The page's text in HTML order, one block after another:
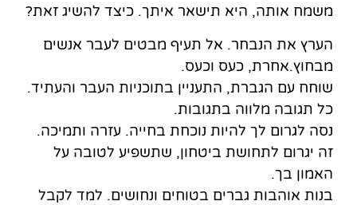
משמח אותה, היא תישאר איתך. כיצד להשיג זאת?
הערץ את הנבחר. אל תעיף מבטים לעבר אנשים
מבחוץ.אחרת, כעס וכעס.
שוחח עם הגברת, התעניין בתוכניות העבר והעתיד.
כל תגובה מלווה בתגובות.
נסה לגרום לך להיות נוכחת בחייה. עזרה ותמיכה.
זה יגרום לתחושת ביטחון, שתשפיע לטובה על
האמון בך.
בנות אוהבות גברים בטוחים ונחושים. למד לקבל